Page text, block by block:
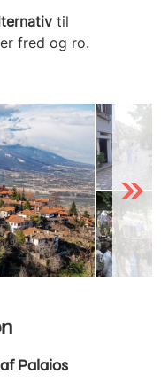
til
fred og ro.
Next
Palaios